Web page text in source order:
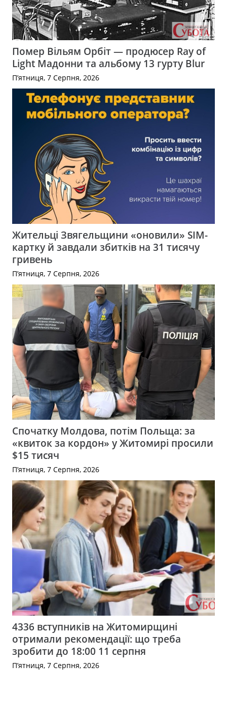
Помер Вільям Орбіт — продюсер Ray of
Light Мадонни та альбому 13 гурту Blur
П’ятниця, 7 Серпня, 2026
Жительці Звягельщини «оновили» SIM-
картку й завдали збитків на 31 тисячу
гривень
П’ятниця, 7 Серпня, 2026
Спочатку Молдова, потім Польща: за
«квиток за кордон» у Житомирі просили
$15 тисяч
П’ятниця, 7 Серпня, 2026
4336 вступників на Житомирщині
отримали рекомендації: що треба
зробити до 18:00 11 серпня
П’ятниця, 7 Серпня, 2026